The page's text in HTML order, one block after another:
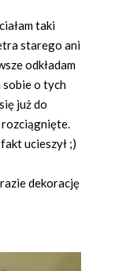
taki
starego ani
odkładam
sobie o tych
już do
rozciągnięte.
ucieszył ;)
dekorację